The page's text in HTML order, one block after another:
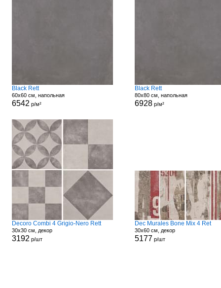
Black Rett
60x60 см, напольная
6542 р/м²
Black Rett
80x80 см, напольная
6928р/м²
Decoro Combi 4 Grigio-Nero Rett
30x30 см, декор
3192 р/шт
Dec Murales Bone Mix 4 Ret
30x60 см, декор
5177 р/шт